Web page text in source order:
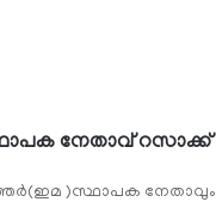
നേതാവ് റസാക്ക്
)സ്ഥാപക നേതാവും